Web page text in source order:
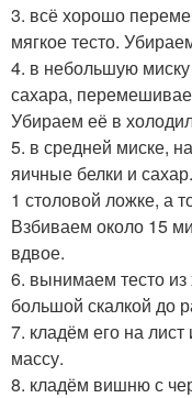
3. всё хорошо
мягкое тесто.
4. в небольшую
сахара,
Убираем её в
5. в средней миске,
яичные белки и
1 столовой ложке, а
Взбиваем около 15
вдвое.
6. вынимаем тесто
большой скалкой до
7. кладём его на
массу.
8. кладём вишню с